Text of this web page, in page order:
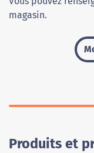
magasin.
Produits et